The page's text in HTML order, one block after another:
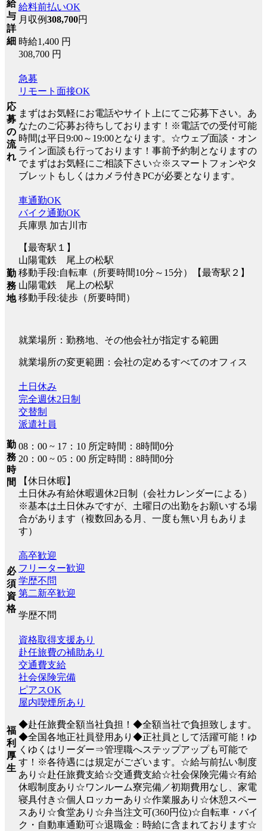
給
与
詳
細
給料前払いOK
月収例308,700円
時給1,400 円
308,700 円
応
募
の
流
れ
急募
リモート面接OK
まずはお気軽にお電話やサイト上にてご応募下さい。あ
なたのご応募お待ちしております！※電話での受付可能
時間は平日9:00～19:00となります。☆ウェブ面談・オン
ライン面談も行っております！事前予約制となりますの
でまずはお気軽にご相談下さい☆※スマートフォンやタ
ブレットもしくはカメラ付きPCが必要となります。
勤
務
地
車通勤OK
バイク通勤OK
兵庫県 加古川市
【最寄駅１】
山陽電鉄 尾上の松駅
移動手段:自転車（所要時間10分～15分）【最寄駅２】
山陽電鉄 尾上の松駅
移動手段:徒歩（所要時間）
就業場所：勤務地、その他会社が指定する範囲
就業場所の変更範囲：会社の定めるすべてのオフィス
勤
務
時
間
土日休み
完全週休2日制
交替制
派遣社員
08：00 ~ 17：10 所定時間：8時間0分
20：00 ~ 05：00 所定時間：8時間0分
【休日休暇】
土日休み有給休暇週休2日制（会社カレンダーによる）
※基本は土日休みですが、土曜日の出勤をお願いする場
合があります（複数回ある月、一度も無い月もありま
す）
必
須
資
格
高卒歓迎
フリーター歓迎
学歴不問
第二新卒歓迎
学歴不問
福
利
厚
生
資格取得支援あり
赴任旅費の補助あり
交通費支給
社会保険完備
ピアスOK
屋内喫煙所あり
◆赴任旅費全額当社負担！◆全額当社で負担致します。
◆全国各地正社員登用あり◆正社員として活躍可能！ゆ
くゆくはリーダー⇒管理職へステップアップも可能で
す！※各待遇には規定がございます。☆給与前払い制度
あり☆赴任旅費支給☆交通費支給☆社会保険完備☆有給
休暇制度あり☆ワンルーム寮完備／初期費用なし、家電
寝具付き☆個人ロッカーあり☆作業服あり☆休憩スペー
スあり☆食堂あり☆弁当注文可(360円位)☆自転車・バイ
ク・自動車通勤可☆退職金：時給に含まれております☆